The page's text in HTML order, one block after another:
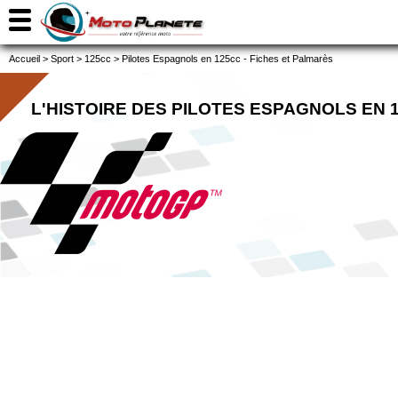
Accueil > Sport > 125cc > Pilotes Espagnols en 125cc - Fiches et Palmarès
L'HISTOIRE DES PILOTES ESPAGNOLS EN